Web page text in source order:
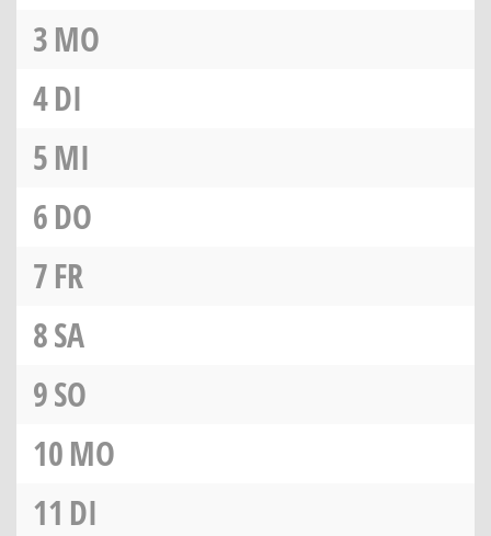
3MO
4DI
5MI
6DO
7FR
8SA
9SO
10MO
11 DI